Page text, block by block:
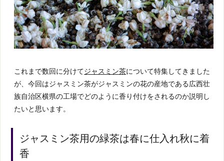
これまで数回に分けてジャスミン茶について特集してきました
が、今回はジャスミン茶がジャスミンの花の産地である広西壮
族自治区横県の工場でどのように香り付けをされるのか説明し
たいと思います。
ジャスミン茶用の緑茶は春に仕入れ秋に着
香